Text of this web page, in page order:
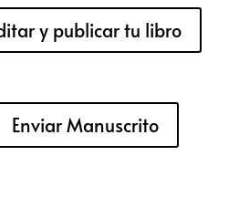
y publicar tu libro
Enviar Manuscrito